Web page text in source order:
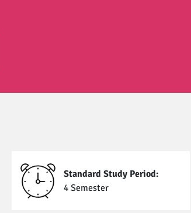
Standard Study Period:
4 Semester